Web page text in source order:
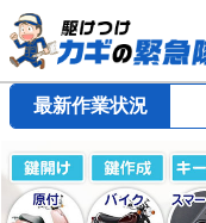
最新作業状況